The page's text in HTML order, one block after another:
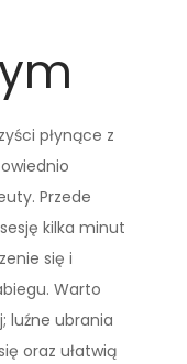
płynące z
Przede
kilka minut
się i
Warto
luźne ubrania
oraz ułatwią